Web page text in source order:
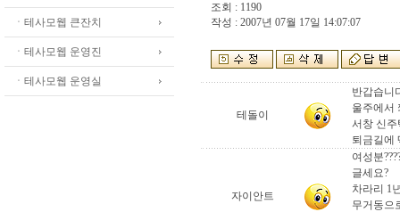
ㆍ테사모웹 큰잔치
ㆍ테사모웹 운영진
ㆍ테사모웹 운영실
조회 : 1190
작성 : 2007년 07월 17일 14:07:07
테돌이
반갑습니
울주에서
서창 신
퇴금길에
자이안트
여성분
글세요?
차라리 1
무거동으